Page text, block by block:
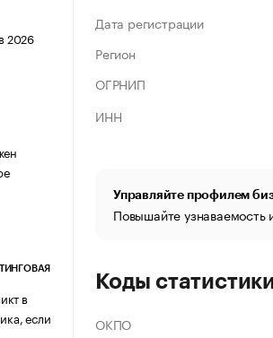
2026
в
если
Дата регистрации
Регион
ОГРНИП
ИНН
Управляйте профилем
Повышайте узнаваемость
Коды
ОКПО